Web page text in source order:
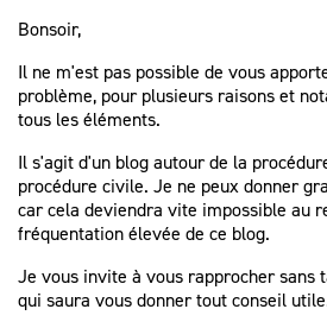
Bonsoir,
Il ne m'est pas possible de vous
problème, pour plusieurs raisons et
tous les éléments.
Il s'agit d'un blog autour de la
procédure civile. Je ne peux donner
car cela deviendra vite impossible au
fréquentation élevée de ce blog.
Je vous invite à vous rapprocher sans
qui saura vous donner tout conseil